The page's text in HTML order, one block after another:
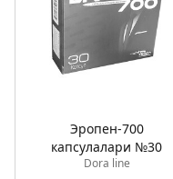
Эропен-700
капсулалари №30
Dora line